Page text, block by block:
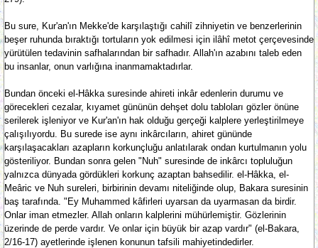
Bu sure, Kur'an'ın Mekke'de karşılaştığı cahilî zihniyetin ve benzerlerinin
beşer ruhunda bıraktığı tortuların yok edilmesi için ilâhî metot çerçevesinde
yürütülen tedavinin safhalarından bir safhadır. Allah'ın azabını taleb eden
bu insanlar, onun varlığına inanmamaktadırlar.
Bundan önceki el-Hâkka suresinde ahireti inkâr edenlerin durumu ve
görecekleri cezalar, kıyamet gününün dehşet dolu tabloları gözler önüne
serilerek işleniyor ve Kur'an'ın hak olduğu gerçeği kalplere yerleştirilmeye
çalışılıyordu. Bu surede ise aynı inkârcıların, ahiret gününde
karşılaşacakları azapların korkunçluğu anlatılarak ondan kurtulmanın yolu
gösteriliyor. Bundan sonra gelen "Nuh" suresinde de inkârcı topluluğun
yalnızca dünyada gördükleri korkunç azaptan bahsedilir. el-Hâkka, el-
Meâric ve Nuh sureleri, birbirinin devamı niteliğinde olup, Bakara suresinin
baş tarafında. "Ey Muhammed kâfirleri uyarsan da uyarmasan da birdir.
Onlar iman etmezler. Allah onların kalplerini mühürlemiştir. Gözlerinin
üzerinde de perde vardır. Ve onlar için büyük bir azap vardır" (el-Bakara,
2/16-17) ayetlerinde işlenen konunun tafsili mahiyetindedirler.